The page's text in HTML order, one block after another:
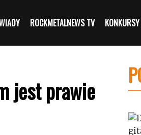
ROCKMETALNEWS TV KONKURSY
jest prawie